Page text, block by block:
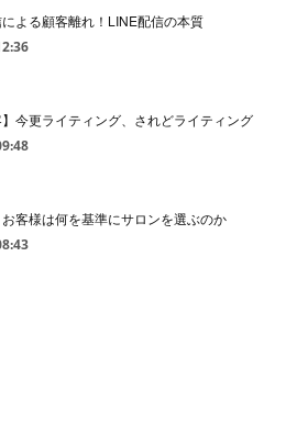
よる顧客離れ！LINE配信の本質
】今更ライティング、されどライティング
お客様は何を基準にサロンを選ぶのか